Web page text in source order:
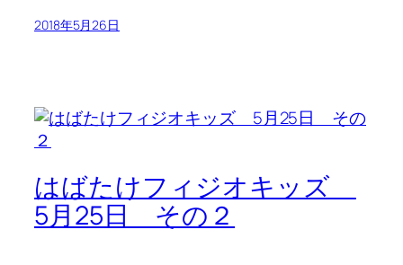
2018年5月26日
はばたけフィジオキッズ
5月25日 その２